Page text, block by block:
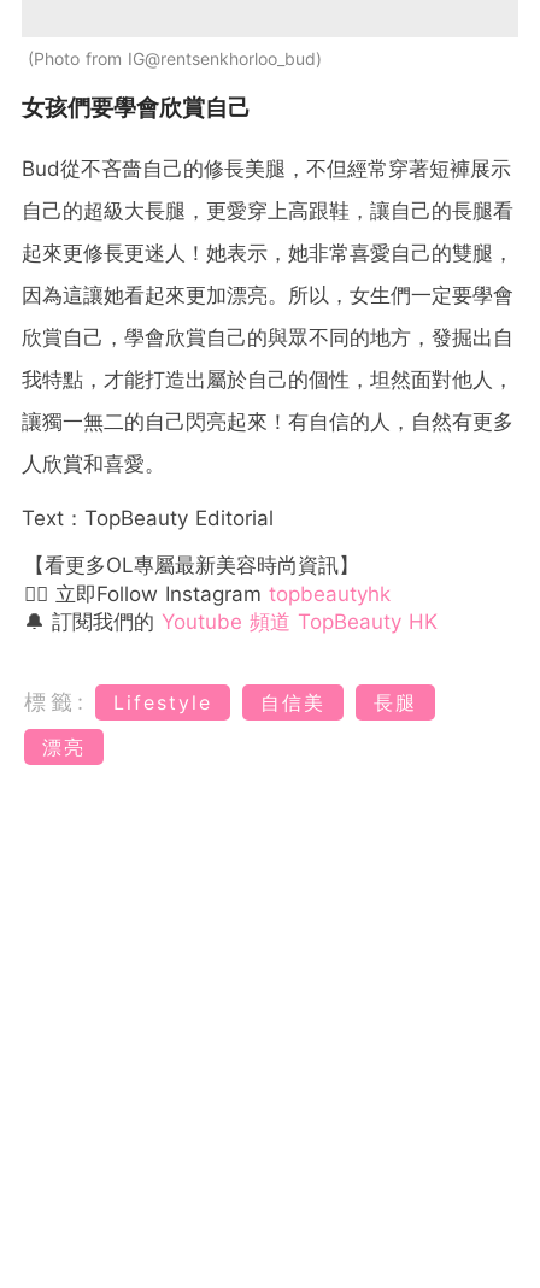
Photo from IG@rentsenkhorloo_bud
女孩們要學會欣賞自己
Bud從不吝嗇自己的修長美腿，不但經常穿著短褲展示
自己的超級大長腿，更愛穿上高跟鞋，讓自己的長腿看
起來更修長更迷人！她表示，她非常喜愛自己的雙腿，
因為這讓她看起來更加漂亮。所以，女生們一定要學會
欣賞自己，學會欣賞自己的與眾不同的地方，發掘出自
我特點，才能打造出屬於自己的個性，坦然面對他人，
讓獨一無二的自己閃亮起來！有自信的人，自然有更多
人欣賞和喜愛。
Text：TopBeauty Editorial
【看更多OL專屬最新美容時尚資訊】
👉🏻 立即Follow Instagram topbeautyhk
🔔 訂閱我們的 Youtube 頻道 TopBeauty HK
標籤: Lifestyle 自信美
長腿
漂亮